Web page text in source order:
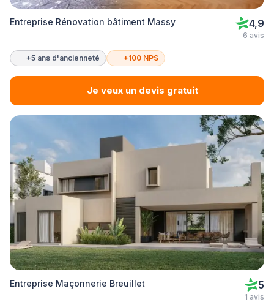
Entreprise Rénovation bâtiment Massy 4,9
6 avis
+5 ans d'ancienneté +100 NPS
Je veux un devis gratuit
Entreprise Maçonnerie Breuillet 5
1 avis